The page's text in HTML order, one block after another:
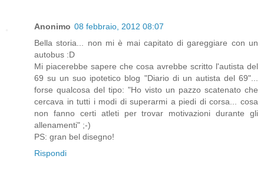
Anonimo 08 febbraio, 2012 08:07
Bella storia... non mi è mai capitato di gareggiare con un
autobus :D
Mi piacerebbe sapere che cosa avrebbe scritto l'autista del
69 su un suo ipotetico blog "Diario di un autista del 69"...
forse qualcosa del tipo: "Ho visto un pazzo scatenato che
cercava in tutti i modi di superarmi a piedi di corsa... cosa
non fanno certi atleti per trovar motivazioni durante gli
allenamenti" ;-)
PS: gran bel disegno!
Rispondi